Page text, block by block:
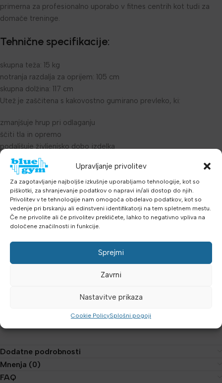
Upravljanje privolitev
Za zagotavljanje najboljše izkušnje uporabljamo tehnologije, kot so
piškotki, za shranjevanje podatkov o napravi in/ali dostop do njih.
Privolitev v te tehnologije nam omogoča obdelavo podatkov, kot so
vedenje pri brskanju ali edinstveni identifikatorji na tem spletnem mestu.
Če ne privolite ali če privolitev prekličete, lahko to negativno vpliva na
določene značilnosti in funkcije.
Sprejmi
Zavrni
Nastavitve prikaza
Cookie PolicySplošni pogoji
primerna za profesionalno uporabo v fitnes centrih kot tudi za
domače treninge.
Tehnične specifikacije:
skupna teža: 15 kg
notranja razdalja za oprijem: 105 cm
skupna dolžina: 117 cm
Utež je zaščitena s kakovostno gumirano prevleko, ki:
zmanjšuje hrup pri odlaganju
ščiti tla in opremo
podaljšuje življenjsko dobo izdelka
Ergonomska palica omogoča varen in udoben oprijem, kar je
ključno pri pravilni izvedbi vaj.
Primerna je za:
trening moči
funkcionalni trening
domači fitnes
Gre za komercialno kakovost, ki omogoča vsakodnevno uporabo
izgled izdelka je prikazan na dodatnih fotografijah.
Dodatne podrobnosti
Mnenja (0)
FAQ